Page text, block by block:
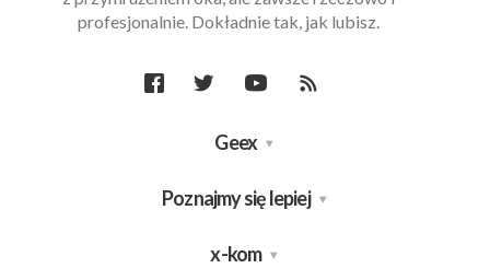
profesjonalnie. Dokładnie tak, jak lubisz.
Geex
Poznajmy się lepiej
x-kom